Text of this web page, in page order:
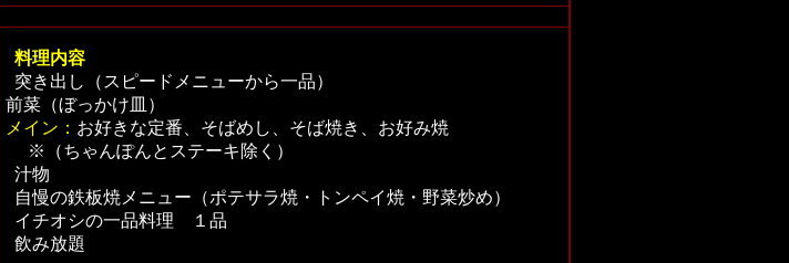
料理内容
突き出し（スピードメニューから一品）
前菜（ぼっかけ皿）
メイン： お好きな定番、そばめし、そば焼き、お好み焼
※（ちゃんぽんとステーキ除く）
汁物
自慢の鉄板焼メニュー（ポテサラ焼・トンペイ焼・野菜炒め）
イチオシの一品料理 １品
飲み放題